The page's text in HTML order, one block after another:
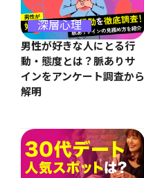
深層心理
男性が好きな人にとる行
動・態度とは？脈ありサ
インをアンケート調査から
解明